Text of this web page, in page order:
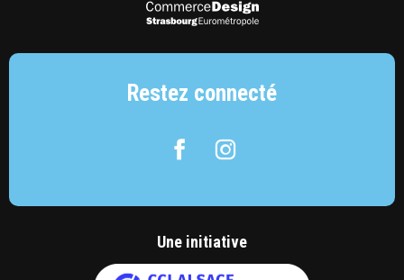
Restez connecté
Une initiative